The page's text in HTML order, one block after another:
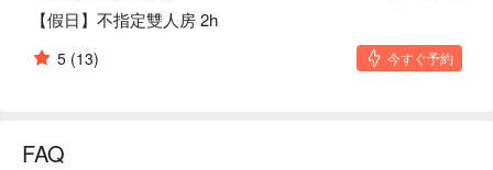
【假日】不指定雙人房 2h
5 (13) 今すぐ予約
FAQ